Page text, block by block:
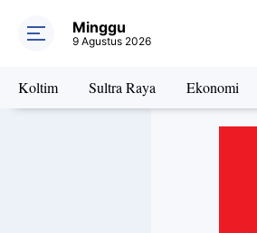
Minggu
9 Agustus 2026
Koltim Sultra Raya Ekonomi